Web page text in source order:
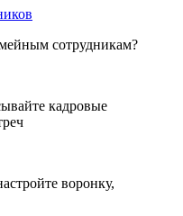
сотрудникам?
кадровые
воронку,